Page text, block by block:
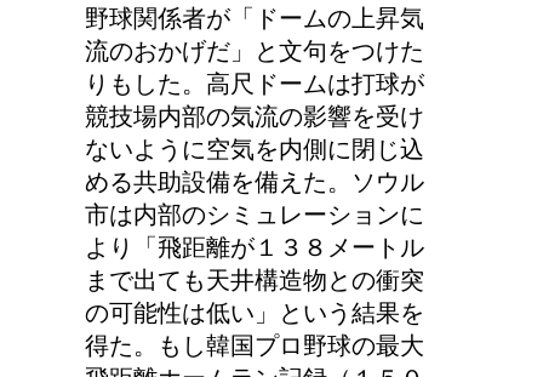
野球関係者が「ドームの上昇気
流のおかげだ」と文句をつけた
りもした。高尺ドームは打球が
競技場内部の気流の影響を受け
ないように空気を内側に閉じ込
める共助設備を備えた。ソウル
市は内部のシミュレーションに
より「飛距離が１３８メートル
まで出ても天井構造物との衝突
の可能性は低い」という結果を
得た。もし韓国プロ野球の最大